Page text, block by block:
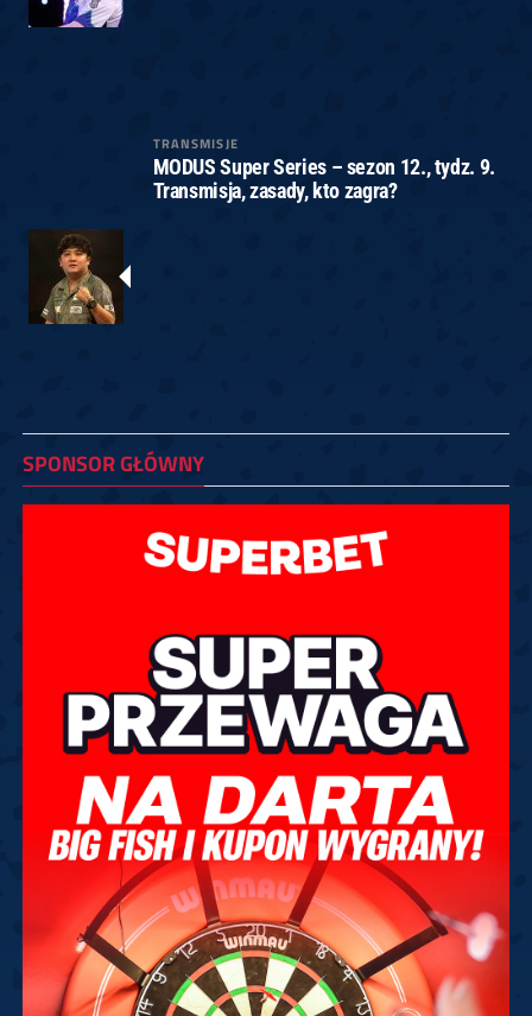
TRANSMISJE
MODUS Super Series – sezon 12., tydz. 9.
Transmisja, zasady, kto zagra?
SPONSOR GŁÓWNY